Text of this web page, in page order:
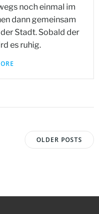
noch einmal im
dann gemeinsam
Stadt. Sobald der
es ruhig.
Posts
OLDER POSTS